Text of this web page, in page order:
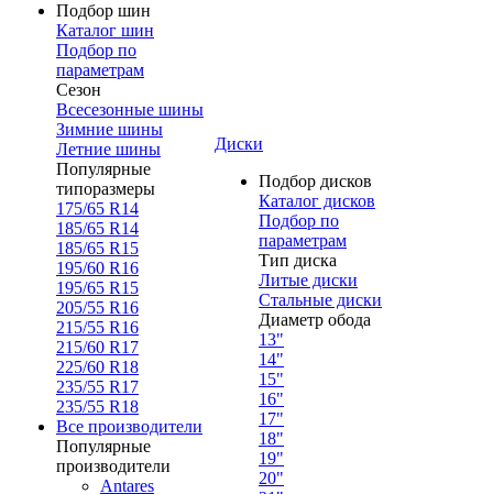
Подбор шин
Каталог шин
Подбор по
параметрам
Сезон
Всесезонные шины
Зимние шины
Летние шины
Популярные
типоразмеры
175/65 R14
185/65 R14
185/65 R15
195/60 R16
195/65 R15
205/55 R16
215/55 R16
215/60 R17
225/60 R18
235/55 R17
235/55 R18
Все производители
Популярные
производители
Antares
Диски
Подбор дисков
Каталог дисков
Подбор по
параметрам
Тип диска
Литые диски
Стальные диски
Диаметр обода
13"
14"
15"
16"
17"
18"
19"
20"